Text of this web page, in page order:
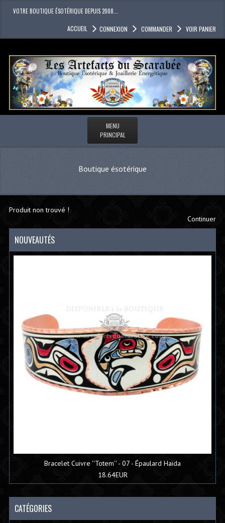
VOTRE BOUTIQUE ÉSOTÉRIQUE DEPUIS 2008...
ACCUEIL CONNEXION COMMANDER VOIR PANIER
MENU
PRINCIPAL
Boutique ésotérique
Produit non trouvé !
Continuer
NOUVEAUTÉS
Bracelet Cuivre ''Totem'' - 07 - Épaulard Haïda
18.64EUR
CATÉGORIES